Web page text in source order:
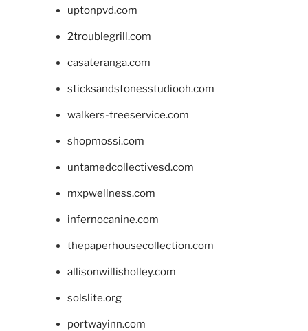
uptonpvd.com
2troublegrill.com
casateranga.com
sticksandstonesstudiooh.com
walkers-treeservice.com
shopmossi.com
untamedcollectivesd.com
mxpwellness.com
infernocanine.com
thepaperhousecollection.com
allisonwillisholley.com
solslite.org
portwayinn.com